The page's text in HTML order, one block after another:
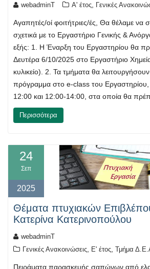
webadminT Α' έτος Γενικές
Αγαπητές/οί φοιτήτριες/ές, Θα θέλαμε να
σχετικά με το Εργαστήριο Γενικής &
εξής: 1. Η Έναρξη του Εργαστηρίου θα
Δευτέρα 6/10/2025 στο Εργαστήριο
κυλικείο). 2. Τα τμήματα θα
πρόγραμμα στο e-class του
12:00 και 12:00-14:00, στα οποία θα
Περισσότερα
24
Σεπ
2025
Θέματα πτυχιακών
Κατερίνα Κατερινοπούλου
webadminT
Γενικές Ανακοινώσεις Ε' έτος Τμήμα
Πειράματα παρασκευής σαπώνων από